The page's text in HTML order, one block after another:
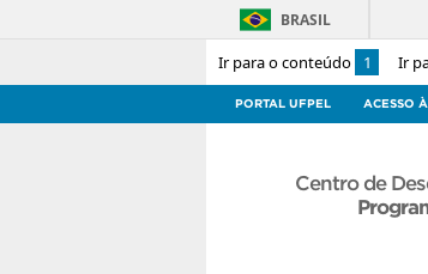
Ir para o conteúdo 1 Ir
BRASIL
PORTAL UFPEL ACESSO
Centro de